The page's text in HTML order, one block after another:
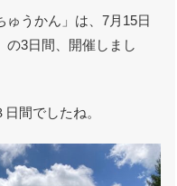
ゅうかん」は、7月15日
の3日間、開催しまし
間でしたね。